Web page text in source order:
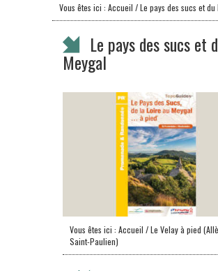
Vous êtes ici : Accueil / Le pays des sucs et du
Le pays des sucs et
Meygal
Vous êtes ici : Accueil / Le Velay à pied
Saint-Paulien)